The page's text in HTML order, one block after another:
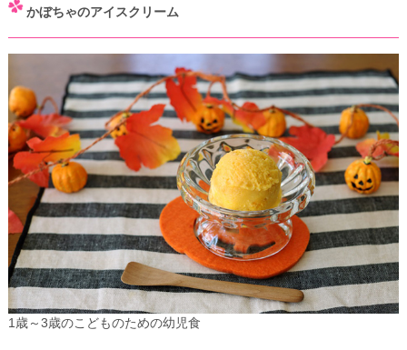
かぼちゃのアイスクリーム
1歳～3歳のこどものための幼児食